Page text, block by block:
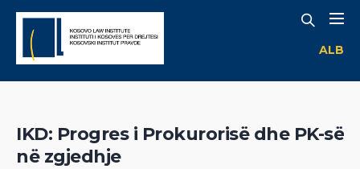
ALB
IKD: Progres i Prokurorisë dhe PK-së
në zgjedhje